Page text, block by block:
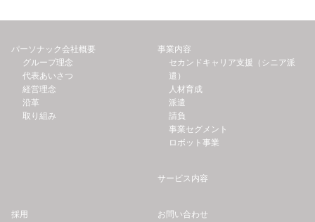
パーソナック会社概要
グループ理念
代表あいさつ
経営理念
沿革
取り組み
事業内容
セカンドキャリア支援（シニア派
遣）
人材育成
派遣
請負
事業セグメント
ロボット事業
サービス内容
採用
お問い合わせ